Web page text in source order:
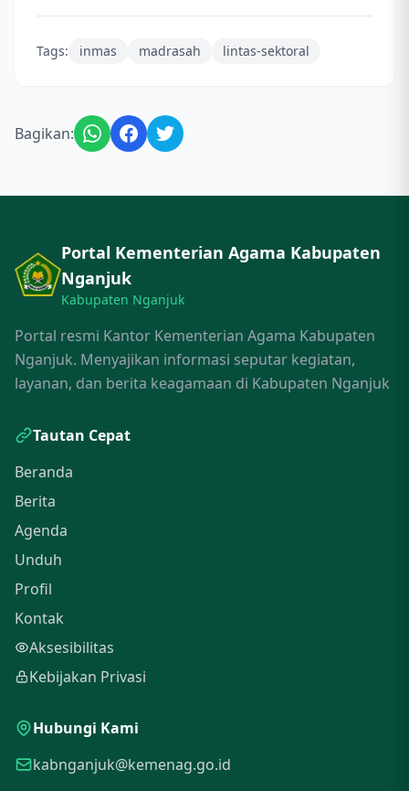
Tags: inmas madrasah lintas-sektoral
Bagikan:
Portal Kementerian Agama Kabupaten
Nganjuk
Kabupaten Nganjuk
Portal resmi Kantor Kementerian Agama Kabupaten
Nganjuk. Menyajikan informasi seputar kegiatan,
layanan, dan berita keagamaan di Kabupaten Nganjuk
Tautan Cepat
Beranda
Berita
Agenda
Unduh
Profil
Kontak
Aksesibilitas
Kebijakan Privasi
Hubungi Kami
kabnganjuk@kemenag.go.id